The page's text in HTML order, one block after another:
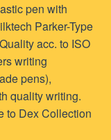
pen with
Parker-Type
acc. to ISO
writing
pens),
quality writing.
to Dex Collection